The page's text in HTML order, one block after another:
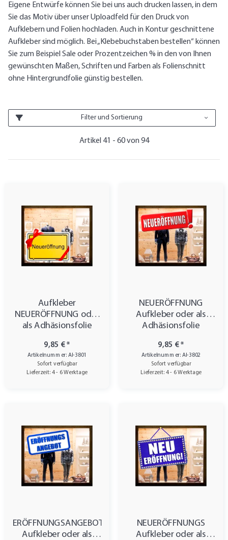
Eigene Entwürfe können Sie bei uns auch drucken lassen, in dem
Sie das Motiv über unser Uploadfeld für den Druck von
Aufklebern und Folien hochladen. Auch in Kontur geschnittene
Aufkleber sind möglich. Bei „Klebebuchstaben bestellen“ können
Sie zum Beispiel Sale oder Prozentzeichen % in den von Ihnen
gewünschten Maßen, Schriften und Farben als Folienschnitt
ohne Hintergrundfolie günstig bestellen.
Filter und Sortierung
Artikel 41 - 60 von 94
Aufkleber
NEUERÖFFNUNG oder
als Adhäsionsfolie
9,85 €*
Artikelnummer: AI-3801
Sofort verfügbar
Lieferzeit: 4 - 6 Werktage
NEUERÖFFNUNG
Aufkleber oder als
Adhäsionsfolie
9,85 €*
Artikelnummer: AI-3802
Sofort verfügbar
Lieferzeit: 4 - 6 Werktage
ERÖFFNUNGSANGEBOT
Aufkleber oder als
NEUERÖFFNUNGS
Aufkleber oder als